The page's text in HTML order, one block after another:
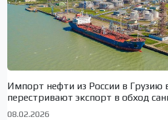
Импорт нефти из России в Грузию
перестривают экспорт в обход
08.02.2026